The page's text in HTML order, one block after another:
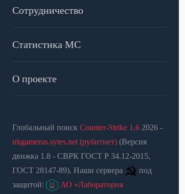
Сотрудничество
Статистика МС
О проекте
Глобальный поиск Counter-Strike 1.6 2026 -
irkgamerus.sytes.net (рубитнет) (Версия
движка 1.8 - СВРК ГОСТ Р 34.12-2015,
ГОСТ 28147-89). Наши сервера
под
защитой:
АО «Лаборатория